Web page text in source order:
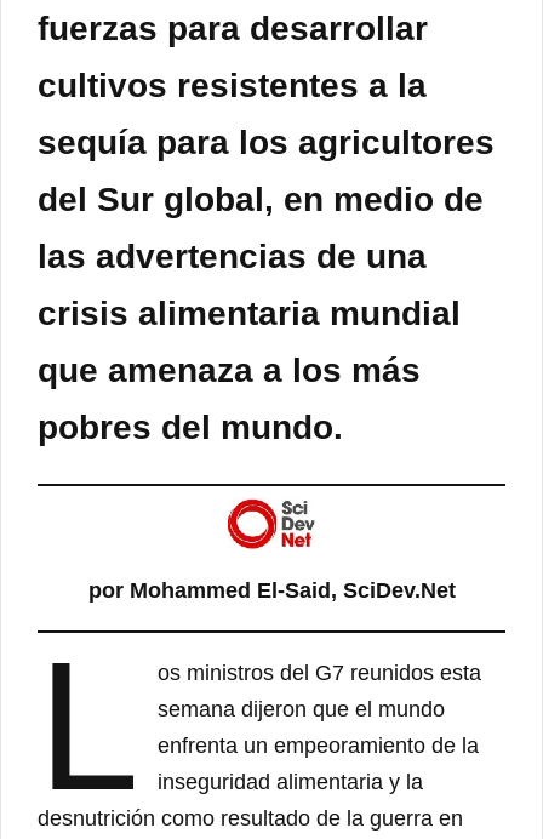
fuerzas para desarrollar
cultivos resistentes a la
sequía para los agricultores
del Sur global, en medio de
las advertencias de una
crisis alimentaria mundial
que amenaza a los más
pobres del mundo.
por Mohammed El-Said, SciDev.Net
L
os ministros del G7 reunidos esta
semana dijeron que el mundo
enfrenta un empeoramiento de la
inseguridad alimentaria y la
desnutrición como resultado de la guerra en